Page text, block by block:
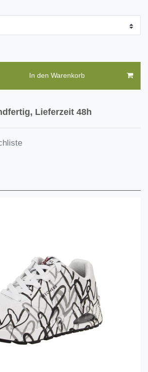
In den Warenkorb
Lieferzeit 48h